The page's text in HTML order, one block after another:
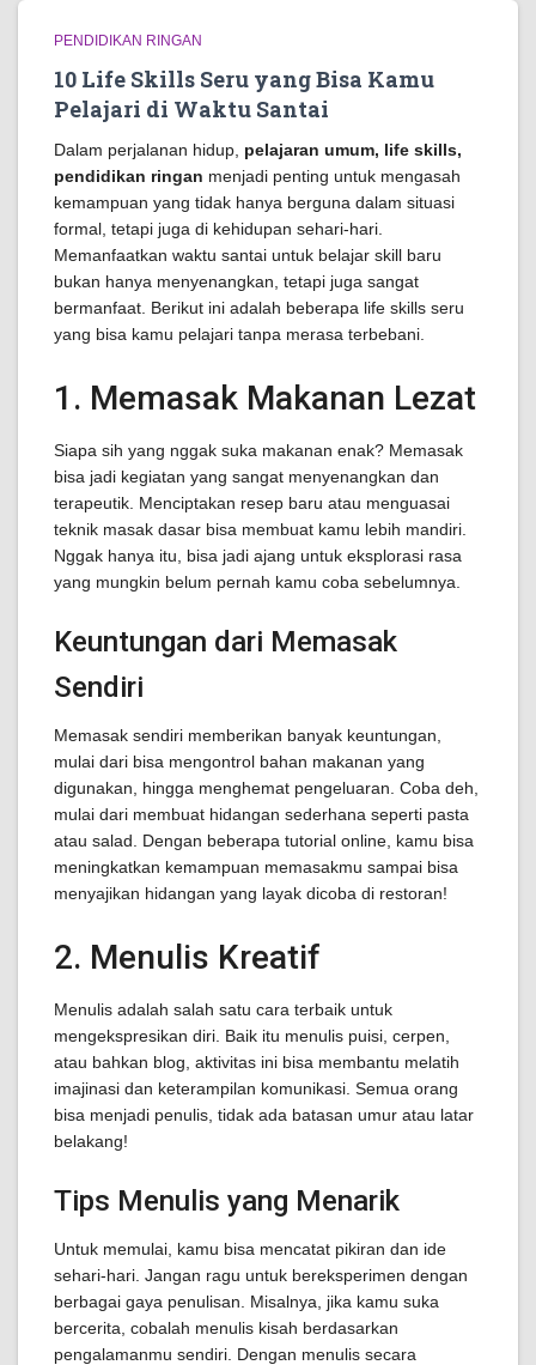
PENDIDIKAN RINGAN
10 Life Skills Seru yang Bisa Kamu
Pelajari di Waktu Santai
Dalam perjalanan hidup, pelajaran umum, life skills,
pendidikan ringan menjadi penting untuk mengasah
kemampuan yang tidak hanya berguna dalam situasi
formal, tetapi juga di kehidupan sehari-hari.
Memanfaatkan waktu santai untuk belajar skill baru
bukan hanya menyenangkan, tetapi juga sangat
bermanfaat. Berikut ini adalah beberapa life skills seru
yang bisa kamu pelajari tanpa merasa terbebani.
1. Memasak Makanan Lezat
Siapa sih yang nggak suka makanan enak? Memasak
bisa jadi kegiatan yang sangat menyenangkan dan
terapeutik. Menciptakan resep baru atau menguasai
teknik masak dasar bisa membuat kamu lebih mandiri.
Nggak hanya itu, bisa jadi ajang untuk eksplorasi rasa
yang mungkin belum pernah kamu coba sebelumnya.
Keuntungan dari Memasak
Sendiri
Memasak sendiri memberikan banyak keuntungan,
mulai dari bisa mengontrol bahan makanan yang
digunakan, hingga menghemat pengeluaran. Coba deh,
mulai dari membuat hidangan sederhana seperti pasta
atau salad. Dengan beberapa tutorial online, kamu bisa
meningkatkan kemampuan memasakmu sampai bisa
menyajikan hidangan yang layak dicoba di restoran!
2. Menulis Kreatif
Menulis adalah salah satu cara terbaik untuk
mengekspresikan diri. Baik itu menulis puisi, cerpen,
atau bahkan blog, aktivitas ini bisa membantu melatih
imajinasi dan keterampilan komunikasi. Semua orang
bisa menjadi penulis, tidak ada batasan umur atau latar
belakang!
Tips Menulis yang Menarik
Untuk memulai, kamu bisa mencatat pikiran dan ide
sehari-hari. Jangan ragu untuk bereksperimen dengan
berbagai gaya penulisan. Misalnya, jika kamu suka
bercerita, cobalah menulis kisah berdasarkan
pengalamanmu sendiri. Dengan menulis secara